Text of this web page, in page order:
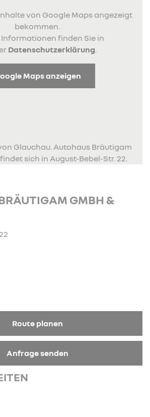
von Google Maps angezeigt
bekommen.
finden Sie in
Datenschutzerklärung.
Maps anzeigen
Glauchau. Autohaus Bräutigam
sich in August-Bebel-Str. 22.
GMBH &
Route planen
Anfrage senden